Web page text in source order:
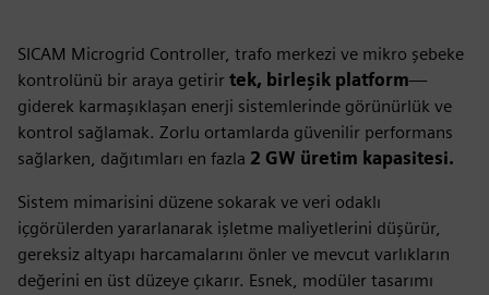
SICAM Microgrid Controller, trafo merkezi ve mikro şebeke
kontrolünü bir araya getirir tek, birleşik platform—
giderek karmaşıklaşan enerji sistemlerinde görünürlük ve
kontrol sağlamak. Zorlu ortamlarda güvenilir performans
sağlarken, dağıtımları en fazla 2 GW üretim kapasitesi.
Sistem mimarisini düzene sokarak ve veri odaklı
içgörülerden yararlanarak işletme maliyetlerini düşürür,
gereksiz altyapı harcamalarını önler ve mevcut varlıkların
değerini en üst düzeye çıkarır. Esnek, modüler tasarımı